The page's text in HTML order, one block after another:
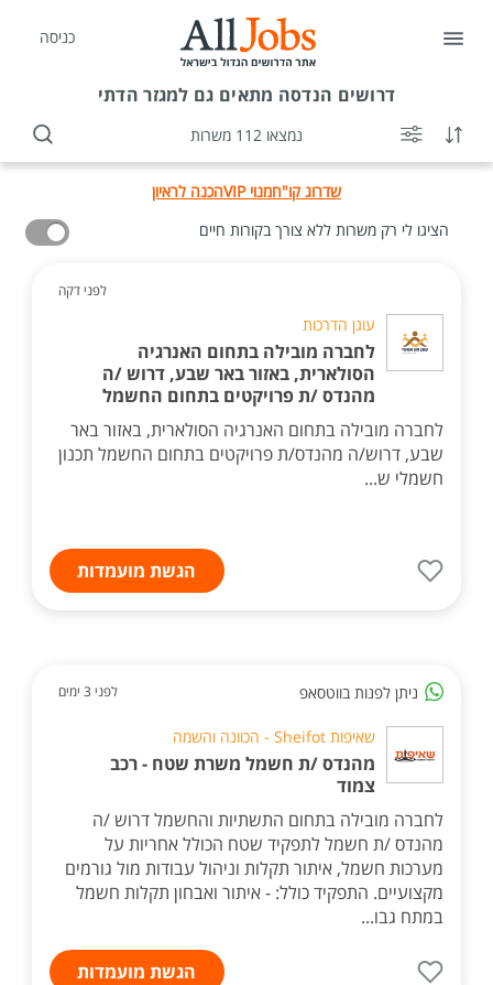
כניסה
דרושים הנדסה מתאים גם למגזר הדתי
נמצאו 112 משרות
שדרוג קו"חמנוי VIP
הכנה לראיון
הציגו לי רק משרות ללא צורך בקורות חיים
לפני דקה
עוגן הדרכות
לחברה מובילה בתחום האנרגיה
הסולארית, באזור באר שבע, דרוש /ה
מהנדס /ת פרויקטים בתחום החשמל
לחברה מובילה בתחום האנרגיה הסולארית, באזור באר
שבע, דרוש/ה מהנדס/ת פרויקטים בתחום החשמל תכנון
חשמלי ש...
הגשת מועמדות
ניתן לפנות בווטסאפ לפני 3 ימים
שאיפות Sheifot - הכוונה והשמה
מהנדס /ת חשמל משרת שטח - רכב
צמוד
לחברה מובילה בתחום התשתיות והחשמל דרוש /ה
מהנדס /ת חשמל לתפקיד שטח הכולל אחריות על
מערכות חשמל, איתור תקלות וניהול עבודות מול גורמים
מקצועיים. התפקיד כולל: - איתור ואבחון תקלות חשמל
במתח גבו...
הגשת מועמדות